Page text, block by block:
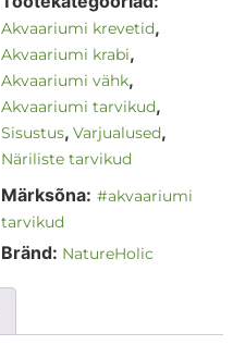
Akvaariumi krevetid,
Akvaariumi krabi,
Akvaariumi vähk,
Akvaariumi tarvikud,
Sisustus, Varjualused,
Näriliste tarvikud
Märksõna: #akvaariumi
tarvikud
Bränd: NatureHolic